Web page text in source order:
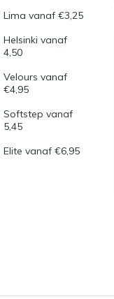
Lima vanaf €3,25
Helsinki vanaf
4,50
Velours vanaf
€4,95
Softstep vanaf
5,45
Elite vanaf €6,95